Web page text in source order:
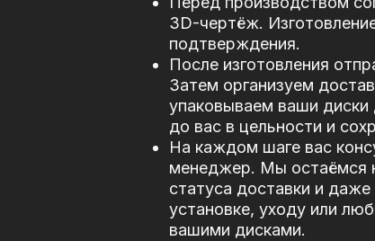
3D-чертёж.
подтверждения.
После изготовления
Затем организуем
упаковываем ваши
до вас в цельности и
На каждом шаге вас
менеджер. Мы остаёмся
статуса доставки и
установке, уходу или
вашими дисками.